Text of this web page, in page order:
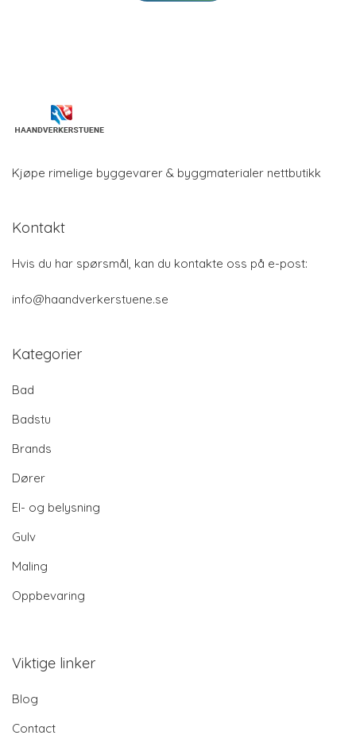
Kjøpe rimelige byggevarer & byggmaterialer nettbutikk
Kontakt
Hvis du har spørsmål, kan du kontakte oss på e-post:
info@haandverkerstuene.se
Kategorier
Bad
Badstu
Brands
Dører
El- og belysning
Gulv
Maling
Oppbevaring
Viktige linker
Blog
Contact